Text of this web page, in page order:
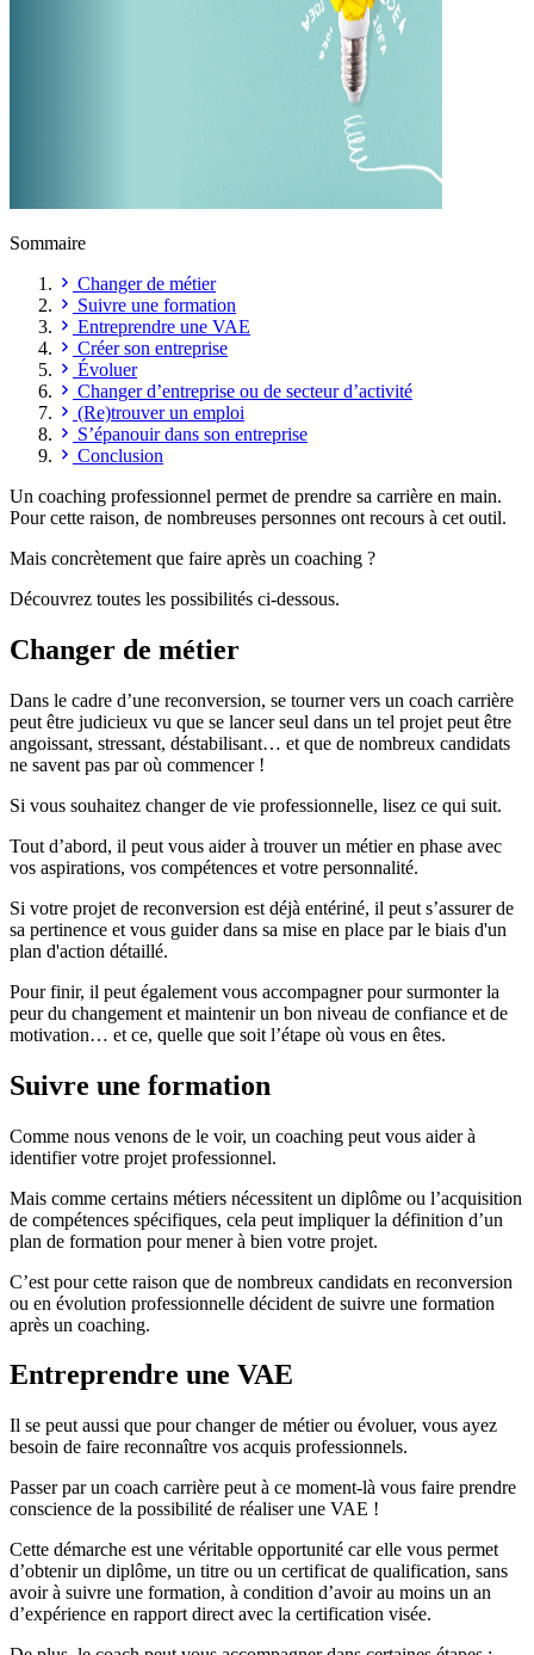
Sommaire
Changer de métier
Suivre une formation
Entreprendre une VAE
Créer son entreprise
Évoluer
Changer d’entreprise ou de secteur d’activité
(Re)trouver un emploi
S’épanouir dans son entreprise
Conclusion
Un coaching professionnel permet de prendre sa carrière en main.
Pour cette raison, de nombreuses personnes ont recours à cet outil.
Mais concrètement que faire après un coaching ?
Découvrez toutes les possibilités ci-dessous.
Changer de métier
Dans le cadre d’une reconversion, se tourner vers un coach carrière
peut être judicieux vu que se lancer seul dans un tel projet peut être
angoissant, stressant, déstabilisant… et que de nombreux candidats
ne savent pas par où commencer !
Si vous souhaitez changer de vie professionnelle, lisez ce qui suit.
Tout d’abord, il peut vous aider à trouver un métier en phase avec
vos aspirations, vos compétences et votre personnalité.
Si votre projet de reconversion est déjà entériné, il peut s’assurer de
sa pertinence et vous guider dans sa mise en place par le biais d'un
plan d'action détaillé.
Pour finir, il peut également vous accompagner pour surmonter la
peur du changement et maintenir un bon niveau de confiance et de
motivation… et ce, quelle que soit l’étape où vous en êtes.
Suivre une formation
Comme nous venons de le voir, un coaching peut vous aider à
identifier votre projet professionnel.
Mais comme certains métiers nécessitent un diplôme ou l’acquisition
de compétences spécifiques, cela peut impliquer la définition d’un
plan de formation pour mener à bien votre projet.
C’est pour cette raison que de nombreux candidats en reconversion
ou en évolution professionnelle décident de suivre une formation
après un coaching.
Entreprendre une VAE
Il se peut aussi que pour changer de métier ou évoluer, vous ayez
besoin de faire reconnaître vos acquis professionnels.
Passer par un coach carrière peut à ce moment-là vous faire prendre
conscience de la possibilité de réaliser une VAE !
Cette démarche est une véritable opportunité car elle vous permet
d’obtenir un diplôme, un titre ou un certificat de qualification, sans
avoir à suivre une formation, à condition d’avoir au moins un an
d’expérience en rapport direct avec la certification visée.